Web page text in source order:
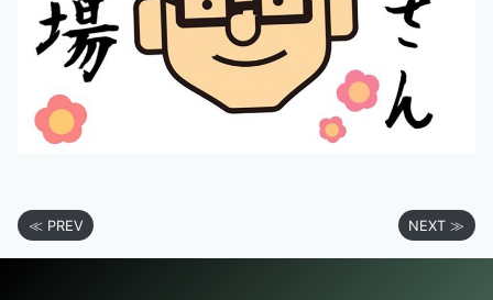
≪ PREV NEXT ≫